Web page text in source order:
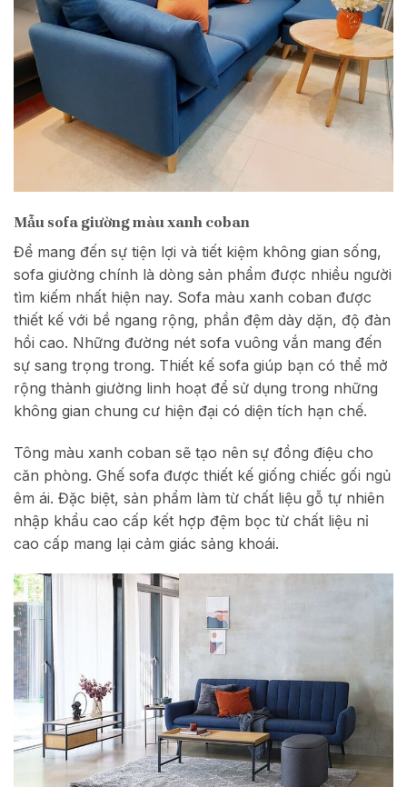
Mẫu sofa giường màu xanh coban
Để mang đến sự tiện lợi và tiết kiệm không gian sống,
sofa giường chính là dòng sản phẩm được nhiều người
tìm kiếm nhất hiện nay. Sofa màu xanh coban được
thiết kế với bề ngang rộng, phần đệm dày dặn, độ đàn
hồi cao. Những đường nét sofa vuông vắn mang đến
sự sang trọng trong. Thiết kế sofa giúp bạn có thể mở
rộng thành giường linh hoạt để sử dụng trong những
không gian chung cư hiện đại có diện tích hạn chế.
Tông màu xanh coban sẽ tạo nên sự đồng điệu cho
căn phòng. Ghế sofa được thiết kế giống chiếc gối ngủ
êm ái. Đặc biệt, sản phẩm làm từ chất liệu gỗ tự nhiên
nhập khẩu cao cấp kết hợp đệm bọc từ chất liệu nỉ
cao cấp mang lại cảm giác sảng khoái.